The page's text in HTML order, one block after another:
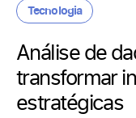
Tecnologia
Análise de
transformar
estratégicas